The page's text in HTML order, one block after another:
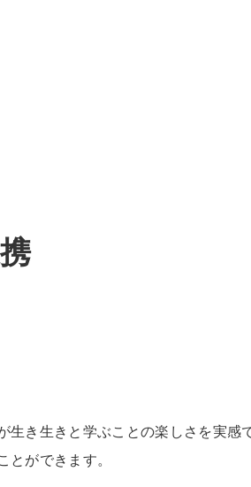
生き生きと学ぶことの楽しさを実
とができます。